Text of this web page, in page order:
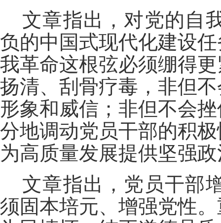
文章指出，对党的自
负的中国式现代化建设
我革命这根弦必须绷得
扬清、刮骨疗毒，非但
形象和威信；非但不会
分地调动党员干部的积
为高质量发展提供坚强
文章指出，党员干部
须固本培元、增强党性